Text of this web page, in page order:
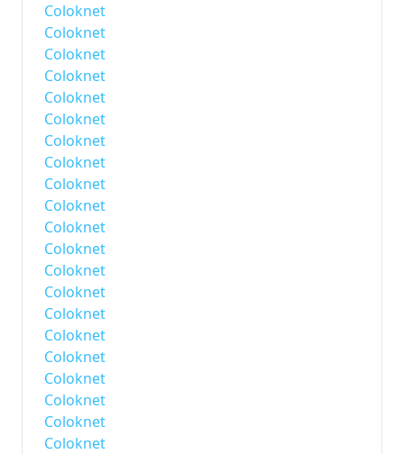
Coloknet
Coloknet
Coloknet
Coloknet
Coloknet
Coloknet
Coloknet
Coloknet
Coloknet
Coloknet
Coloknet
Coloknet
Coloknet
Coloknet
Coloknet
Coloknet
Coloknet
Coloknet
Coloknet
Coloknet
Coloknet